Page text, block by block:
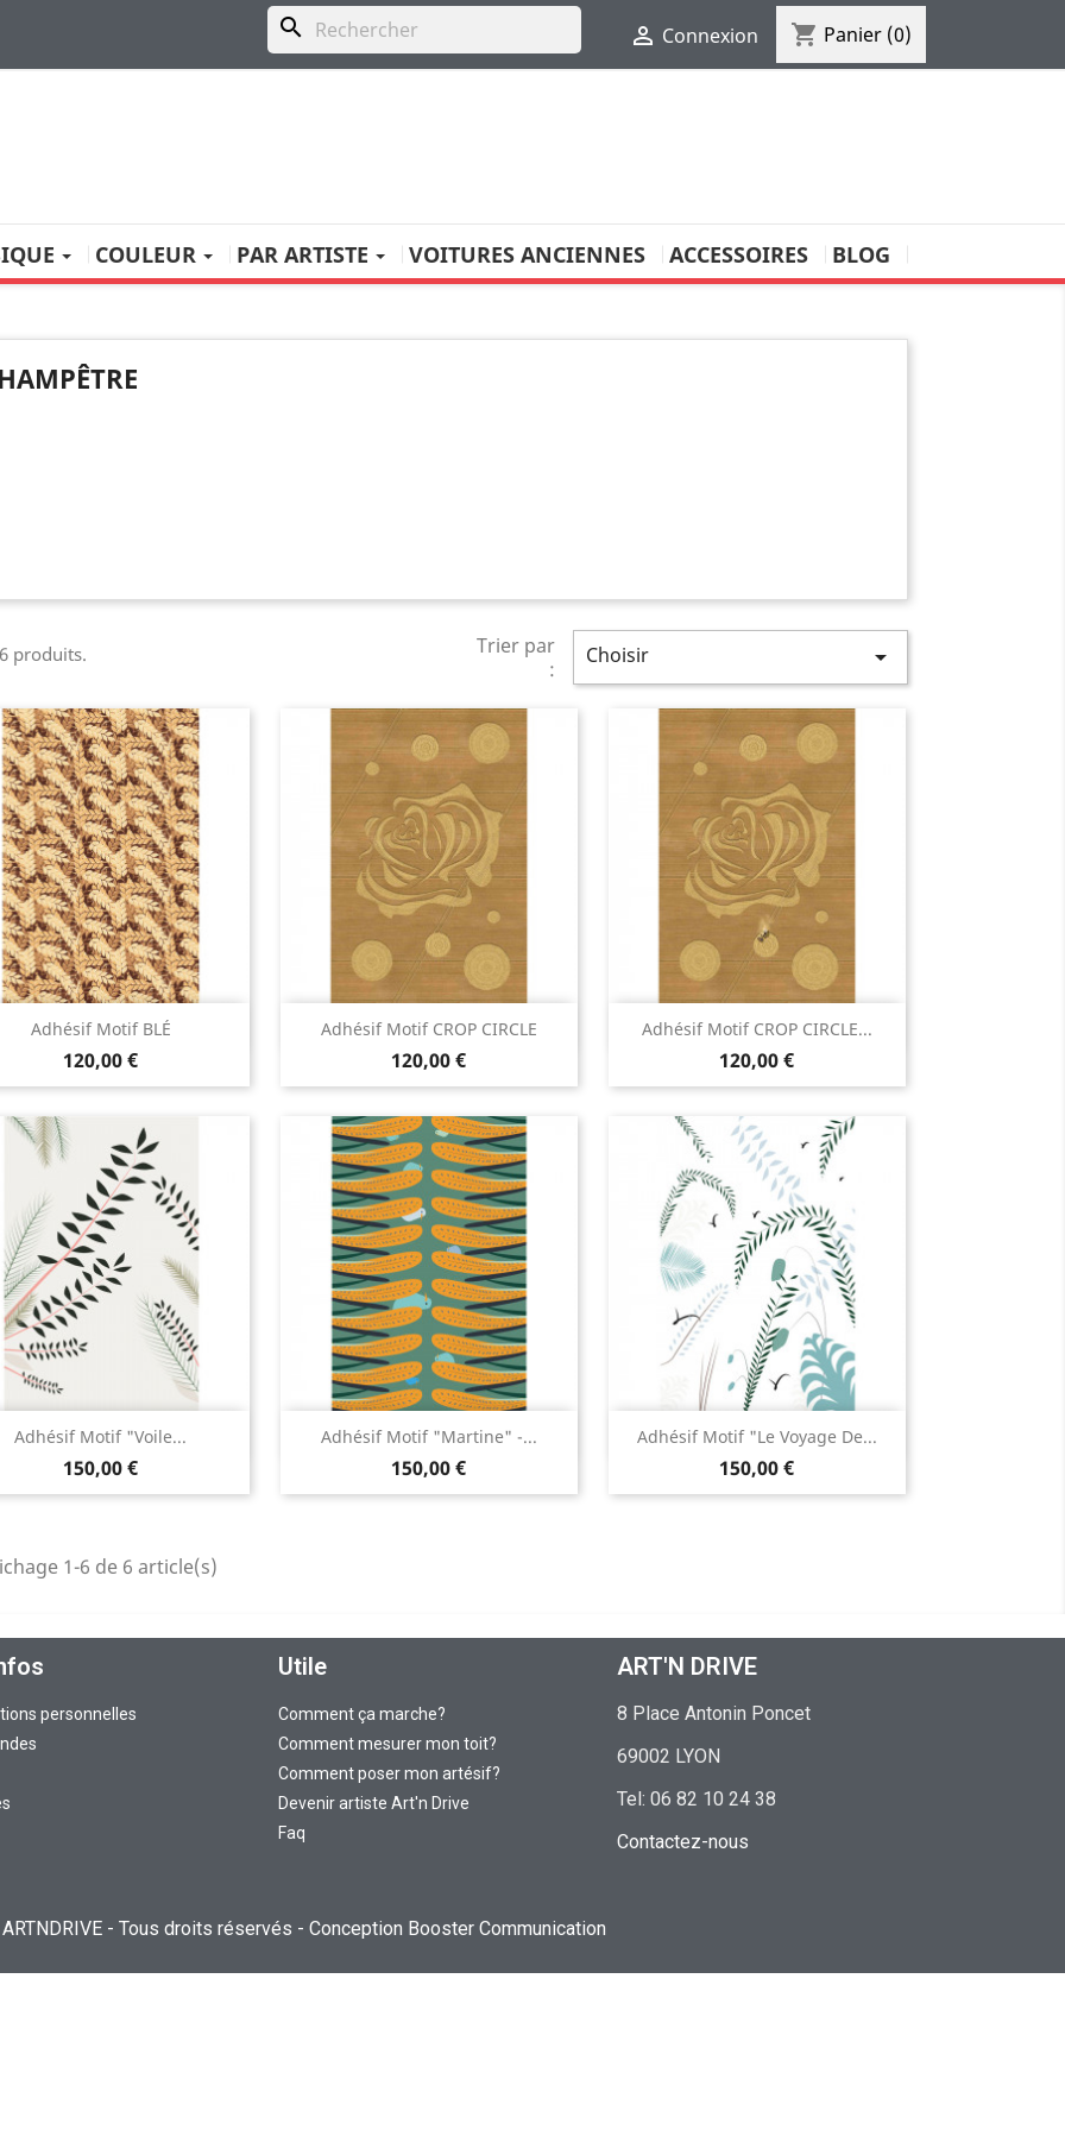
search  Connexion shopping_cart Panier (0)
COULEUR PAR ARTISTE VOITURES ANCIENNES ACCESSOIRES BLOG
produits.
Trier par
:
Choisir 
Adhésif Motif BLÉ
120,00 €
Aperçu rapide Adhésif Motif CROP CIRCLE
120,00 €
Aperçu rapide Adhésif Motif CROP CIRCLE...
120,00 €
Aperçu rapide
Adhésif Motif "Voile...
150,00 €
Aperçu rapide Adhésif Motif "Martine" -...
150,00 €
Aperçu rapide Adhésif Motif "Le Voyage De...
150,00 €
Aperçu rapide
1-6 de 6 article(s)
personnelles
Utile
Comment ça marche?
Comment mesurer mon toit?
Comment poser mon artésif?
Devenir artiste Art'n Drive
Faq
ART'N DRIVE
8 Place Antonin Poncet
69002 LYON
Tel: 06 82 10 24 38
Contactez-nous
- Tous droits réservés - Conception Booster Communication